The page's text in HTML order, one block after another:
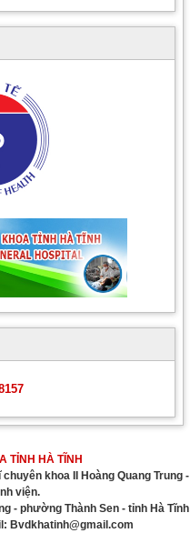
TỈNH HÀ TĨNH
khoa II Hoàng Quang Trung -
viện.
- phường Thành Sen - tỉnh Hà Tĩnh
Bvdkhatinh@gmail.com